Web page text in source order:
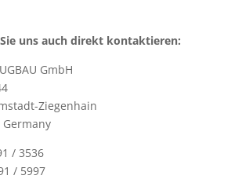
uns auch direkt kontaktieren:
GmbH
Ziegenhain
/ 3536
/ 5997